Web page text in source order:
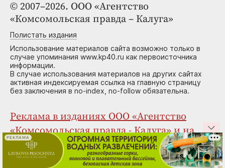
© 2007–2026. ООО «Агентство
«Комсомольская правда – Калуга»
Полистать издания
Использование материалов сайта возможно только в
случае упоминания www.kp40.ru как первоисточника
информации.
В случае использования материалов на других сайтах
активная индексируемая ссылка на главную страницу
без заключения в no-index, no-follow обязательна.
Реклама в изданиях ООО «Агентство
«Комсомольская правда - Калуга» и на
сайте
Портал Калуги и области www.kp40.ru зарегистрирован
РЕКЛАМА